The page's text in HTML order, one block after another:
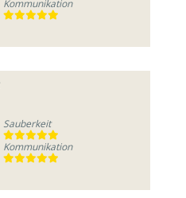
Kommunikation
Sauberkeit
Kommunikation